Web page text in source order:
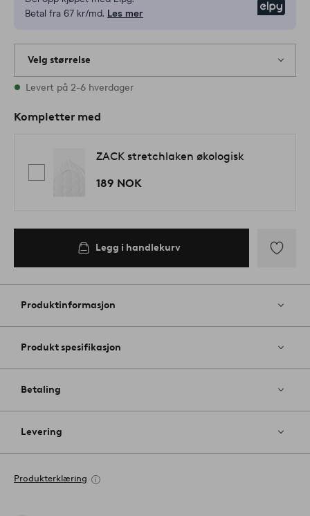
Betal fra 67 kr/md. Les mer
Velg størrelse
Alle størrelser finnes på lager
Levert på 2-6 hverdager
Kompletter med
ZACK stretchlaken økologisk
189 NOK
Legg i handlekurv
til
Produktinformasjon
Produkt spesifikasjon
Betaling
Levering
Produkterklæring